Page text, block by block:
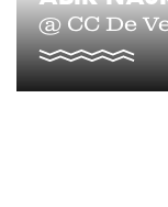
@ CC De